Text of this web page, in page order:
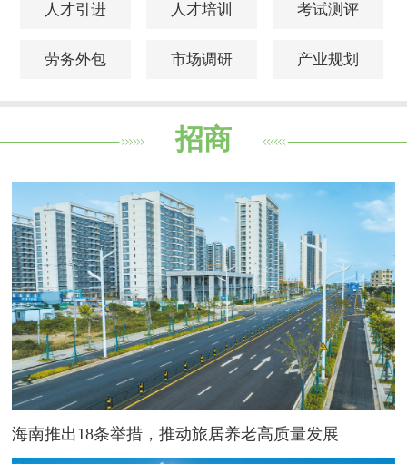
人才引进 人才培训 考试测评
劳务外包 市场调研 产业规划
招商
海南推出18条举措，推动旅居养老高质量发展